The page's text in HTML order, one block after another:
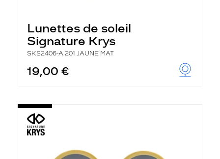
Lunettes de soleil
Signature Krys
SKS2406-A 201 JAUNE MAT
19,00 €